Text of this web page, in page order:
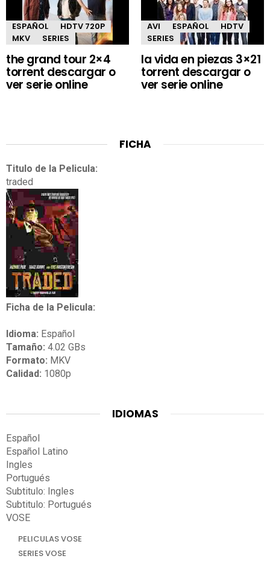
ESPAÑOL
HDTV 720P
MKV
SERIES
the grand tour 2×4
torrent descargar o
ver serie online
AVI ESPAÑOL
HDTV
SERIES
la vida en piezas 3×21
torrent descargar o
ver serie online
FICHA
Titulo de la Pelicula:
traded
Ficha de la Pelicula:
Idioma: Español
Tamaño: 4.02 GBs
Formato: MKV
Calidad: 1080p
IDIOMAS
Español
Español Latino
Ingles
Portugués
Subtitulo: Ingles
Subtitulo: Portugués
VOSE
PELICULAS VOSE
SERIES VOSE